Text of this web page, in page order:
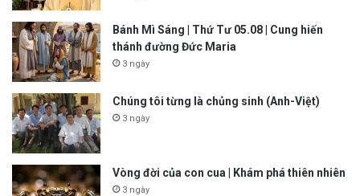
Bánh Mì Sáng | Thứ Tư 05.08 | Cung hiến
thánh đường Đức Maria
3 ngày
Chúng tôi từng là chủng sinh (Anh-Việt)
3 ngày
Vòng đời của con cua | Khám phá thiên nhiên
3 ngày